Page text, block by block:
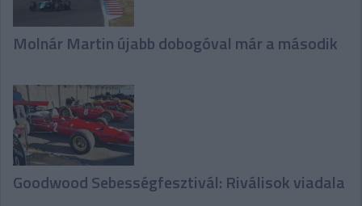
Molnár Martin újabb dobogóval már a második
Goodwood Sebességfesztivál: Riválisok viadala